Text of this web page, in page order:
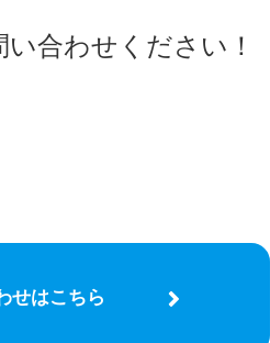
合わせください！
せはこちら